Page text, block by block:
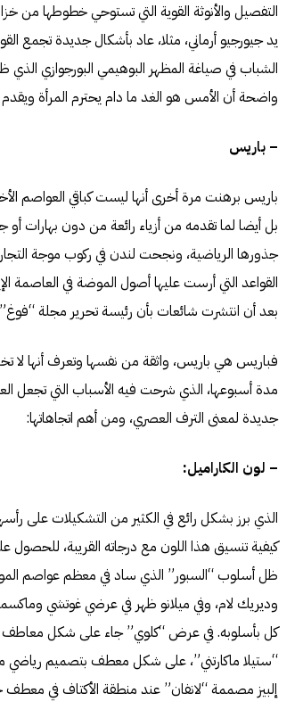
التفصيل والأنوثة القوية التي تستوحي خطوطها من
يد جيورجيو أرماني، مثلا، عاد بأشكال جديدة تجمع
الشباب في صياغة المظهر البوهيمي البورجوازي
واضحة أن الأمس هو الغد ما دام يحترم المرأة ويقدم
– باريس
باريس برهنت مرة أخرى أنها ليست كباقي العواصم
بل أيضا لما تقدمه من أزياء رائعة من دون بهارات
جذورها الرياضية، ونجحت لندن في ركوب موجة
القواعد التي أرست عليها أصول الموضة في العاصمة
بعد أن انتشرت شائعات بأن رئيسة تحرير مجلة
فباريس هي باريس، واثقة من نفسها وتعرف أنها لا
مدة أسبوعها، الذي شرحت فيه الأسباب التي تجعل
جديدة لمعنى الترف العصري، ومن أهم اتجاهاتها:
– لون الكاراميل:
الذي برز بشكل رائع في الكثير من التشكيلات على
كيفية تنسيق هذا اللون مع درجاته القريبة،
ظل أسلوب “السبور” الذي ساد في معظم عواصم
وديريك لام، وفي ميلانو ظهر في عرضي غوتشي
كل بأسلوبه. في عرض “كلوي” جاء على شكل معاطف
“ستيلا ماكارتني”، على شكل معطف بتصميم رياضي
إلبيز مصممة “لانفان” عند منطقة الأكتاف في معطف